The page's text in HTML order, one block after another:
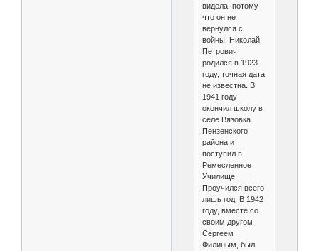
видела, потому
что он не
вернулся с
войны. Николай
Петрович
родился в 1923
году, точная дата
не известна. В
1941 году
окончил школу в
селе Вязовка
Пензенского
района и
поступил в
Ремесленное
Училище.
Проучился всего
лишь год. В 1942
году, вместе со
своим другом
Сергеем
Филиным, был